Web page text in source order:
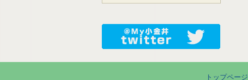
トップページ